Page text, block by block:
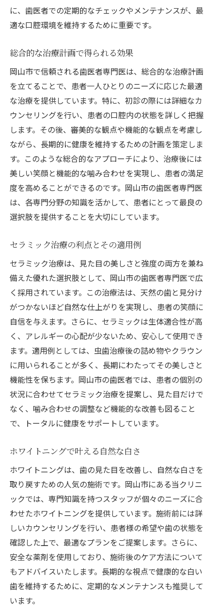
に、歯医者での定期的なチェックやメンテナンスが、最
適な口腔環境を維持するために重要です。
総合的な治療計画で得られる効果
岡山市で信頼される歯医者専門医は、総合的な治療計画
を立てることで、患者一人ひとりのニーズに応じた最適
な治療を提供しています。特に、初診の際には詳細なカ
ウンセリングを行い、患者の口腔内の状態を詳しく把握
します。その後、審美的な観点や機能的な観点を考慮し
ながら、長期的に健康を維持するための計画を策定しま
す。このような総合的なアプローチにより、治療後には
美しい笑顔と機能的な噛み合わせを実現し、患者の満足
度を高めることができるのです。岡山市の歯医者専門医
は、各専門分野の知識を活かして、患者にとって最良の
選択肢を提供することを大切にしています。
セラミック治療の利点とその適用例
セラミック治療は、見た目の美しさと強度の両方を兼ね
備えた優れた選択肢として、岡山市の歯医者専門医で広
く採用されています。この治療法は、天然の歯と見分け
がつかないほど自然な仕上がりを実現し、患者の笑顔に
自信を与えます。さらに、セラミックは生体適合性が高
く、アレルギーの心配が少ないため、安心して使用でき
ます。適用例としては、虫歯治療後の詰め物やクラウン
に用いられることが多く、長期にわたってその美しさと
機能性を保ちます。岡山市の歯医者では、患者の個別の
状況に合わせてセラミック治療を提案し、見た目だけで
なく、噛み合わせの調整など機能的な改善も図ること
で、トータルに健康をサポートしています。
ホワイトニングで叶える自然な白さ
ホワイトニングは、歯の見た目を改善し、自然な白さを
取り戻すための人気の施術です。岡山市にある当クリニ
ックでは、専門知識を持つスタッフが個々のニーズに合
わせたホワイトニングを提供しています。施術前には詳
しいカウンセリングを行い、患者様の希望や歯の状態を
確認した上で、最適なプランをご提案します。さらに、
安全な薬剤を使用しており、施術後のケア方法について
もアドバイスいたします。長期的な視点で健康的な白い
歯を維持するために、定期的なメンテナンスも推奨して
います。